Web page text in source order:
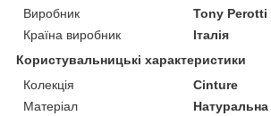
Виробник
Tony Perotti
Країна виробник
Італія
Користувальницькі характеристики
Колекція
Cinture
Матеріал
Натуральна